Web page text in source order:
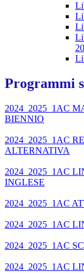
Programmi
2024_2025_1AC
BIENNIO
2024_2025_1AC
ALTERNATIVA
2024_2025_1AC
INGLESE
2024_2025_1AC
2024_2025_1AC
2024_2025_1AC
2024_2025_1AC